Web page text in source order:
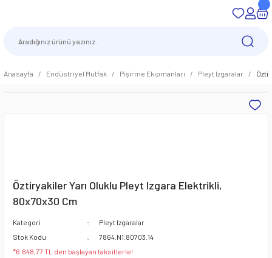
Anasayfa Endüstriyel Mutfak Pişirme Ekipmanları Pleyt Izgaralar
Öztiryakiler Yarı Oluklu Pleyt Izgara Elektrikli,
80x70x30 Cm
Kategori
Pleyt Izgaralar
Stok Kodu
7864.N1.80703.14
*6.648,77 TL den başlayan taksitlerle!